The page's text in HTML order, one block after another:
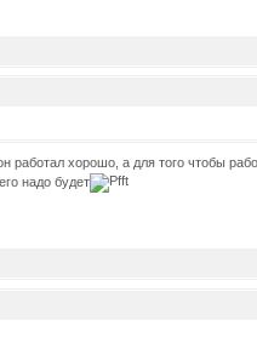
работал хорошо, а для того чтобы
надо будет